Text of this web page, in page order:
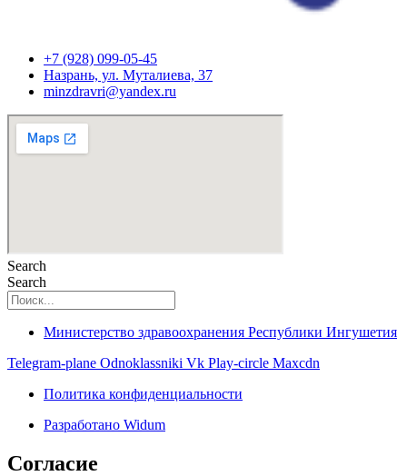
+7 (928) 099-05-45
Назрань, ул. Муталиева, 37
minzdravri@yandex.ru
Search
Search
Министерство здравоохранения Республики Ингушетия
Telegram-plane Odnoklassniki Vk Play-circle Maxcdn
Политика конфиденциальности
Разработано Widum
Согласие